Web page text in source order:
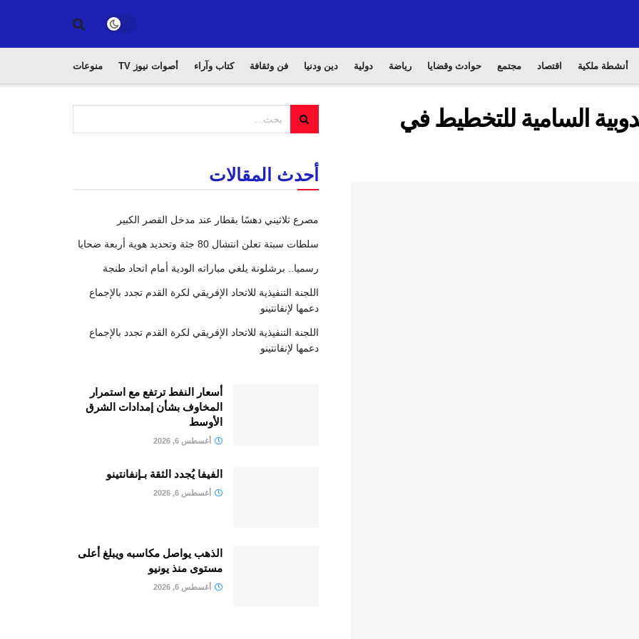
أنشطة ملكية اقتصاد مجتمع حوادث وقضايا رياضة دولية دين ودنيا فن وثقافة كتاب وآراء أصوات نيوز TV منوعات
السامية للتخطيط في
أحدث المقالات
مصرع ثلاثيني دهسًا بقطار عند مدخل القصر الكبير
سلطات سبتة تعلن انتشال 80 جثة وتحديد هوية أربعة ضحايا
رسميا.. برشلونة يلغي مباراته الودية أمام اتحاد طنجة
اللجنة التنفيذية للاتحاد الإفريقي لكرة القدم تجدد بالإجماع
دعمها لإنفانتينو
اللجنة التنفيذية للاتحاد الإفريقي لكرة القدم تجدد بالإجماع
دعمها لإنفانتينو
أسعار النفط ترتفع مع استمرار
المخاوف بشأن إمدادات الشرق
الأوسط
أغسطس 6, 2026
الفيفا يُجدد الثقة بـإنفانتينو
أغسطس 6, 2026
الذهب يواصل مكاسبه ويبلغ أعلى
مستوى منذ يونيو
أغسطس 6, 2026